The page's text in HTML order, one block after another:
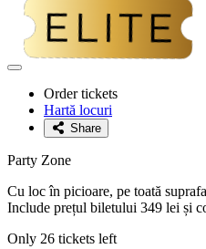
Adaugă
favoriteOrder tickets
Hartă locuri
Share
Party Zone
Cu loc în picioare, pe toată
Include prețul biletului 349 lei și
Only 26 tickets left